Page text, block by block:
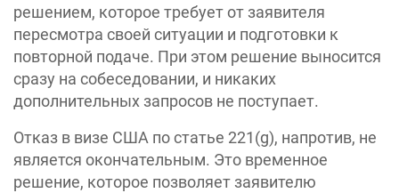
решением, которое требует от заявителя
пересмотра своей ситуации и подготовки к
повторной подаче. При этом решение выносится
сразу на собеседовании, и никаких
дополнительных запросов не поступает.
Отказ в визе США по статье 221(g), напротив, не
является окончательным. Это временное
решение, которое позволяет заявителю